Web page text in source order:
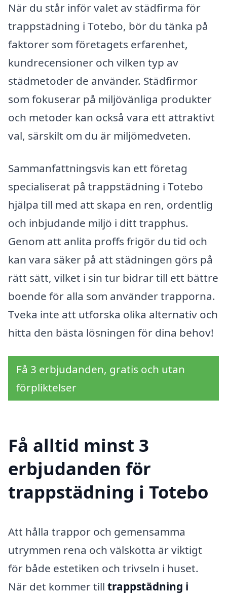
När du står inför valet av städfirma för
trappstädning i Totebo, bör du tänka på
faktorer som företagets erfarenhet,
kundrecensioner och vilken typ av
städmetoder de använder. Städfirmor
som fokuserar på miljövänliga produkter
och metoder kan också vara ett attraktivt
val, särskilt om du är miljömedveten.
Sammanfattningsvis kan ett företag
specialiserat på trappstädning i Totebo
hjälpa till med att skapa en ren, ordentlig
och inbjudande miljö i ditt trapphus.
Genom att anlita proffs frigör du tid och
kan vara säker på att städningen görs på
rätt sätt, vilket i sin tur bidrar till ett bättre
boende för alla som använder trapporna.
Tveka inte att utforska olika alternativ och
hitta den bästa lösningen för dina behov!
Få 3 erbjudanden, gratis och utan
förpliktelser
Få alltid minst 3
erbjudanden för
trappstädning i Totebo
Att hålla trappor och gemensamma
utrymmen rena och välskötta är viktigt
för både estetiken och trivseln i huset.
När det kommer till trappstädning i